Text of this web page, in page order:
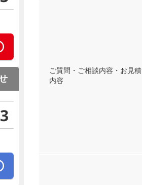
ご質問・ご相談内容・お見積
内容